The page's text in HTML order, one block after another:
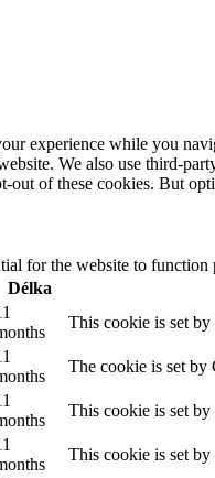
experience while you
We also use third-
out of these cookies. But
for the website to
Délka
This cookie is set
The cookie is set by
This cookie is set
This cookie is set